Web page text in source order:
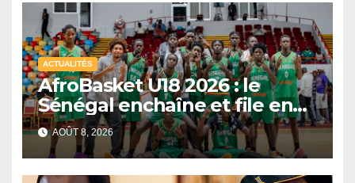
ACTUALITÉS
AfroBasket U18 2026 : le
Sénégal enchaîne et file en
quarts de finale
AOÛT 8, 2026